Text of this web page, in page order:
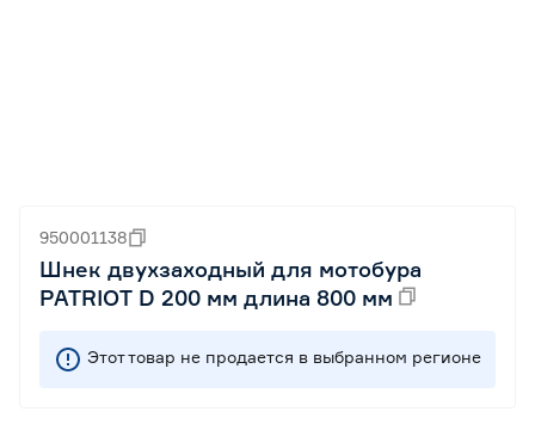
950001138
Шнек двухзаходный для мотобура
PATRIOT D 200 мм длина 800 мм
Этот товар не продается в выбранном регионе